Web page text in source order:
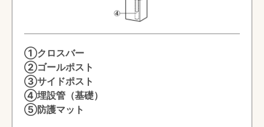
①クロスバー
②ゴールポスト
③サイドポスト
④埋設管（基礎）
⑤防護マット